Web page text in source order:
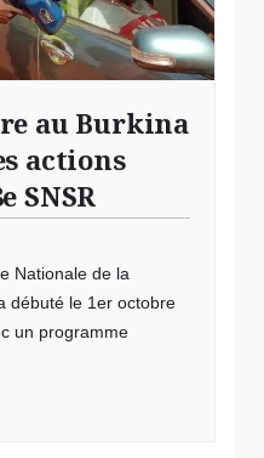
au Burkina
actions
SNSR
Nationale de la
débuté le 1er octobre
un programme